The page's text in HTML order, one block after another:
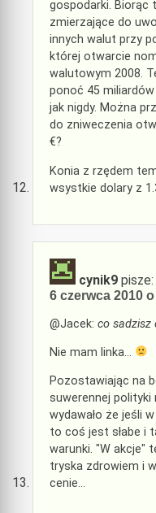
gospodarki. Biorąc
zmierzające do
innych walut przy
której otwarcie
walutowym 2008.
ponoć 45
jak nigdy. Można
do zniweczenia
€?
Konia z rzędem
wsystkie dolary z
cynik9 pisze:
6 czerwca 2010
@Jacek: co sadzisz
Nie mam linka…
Pozostawiając na
suwerennej
wydawało że jeśli
to coś jest słabe i
warunki. "W akcje"
tryska zdrowiem i
cenie…